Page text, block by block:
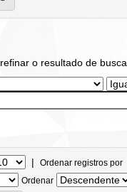
o resultado de busca.
| Ordenar registros por
Ordenar